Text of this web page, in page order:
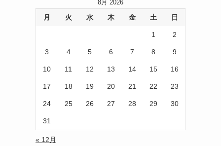
8月 2026
月 火 水 木 金 土 日
1 2
3 4 5 6 7 8 9
10 11 12 13 14 15 16
17 18 19 20 21 22 23
24 25 26 27 28 29 30
31
« 12月